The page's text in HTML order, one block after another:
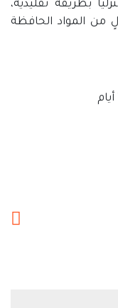
بطريقة تقليدية،
من المواد الحافظة